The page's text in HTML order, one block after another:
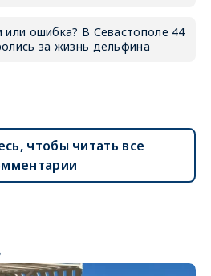
или ошибка? В Севастополе 44
за жизнь дельфина
чтобы читать все